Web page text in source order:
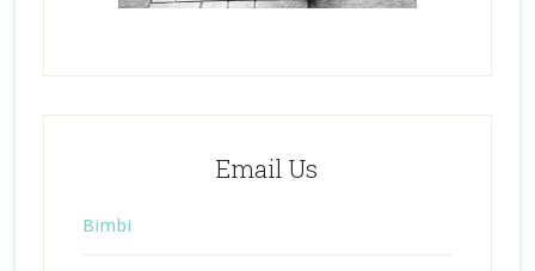
Email Us
Bimbi